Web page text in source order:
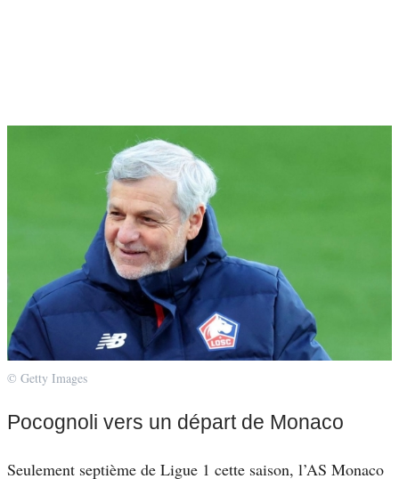
© Getty Images
Pocognoli vers un départ de Monaco
Seulement septième de Ligue 1 cette saison, l’AS Monaco